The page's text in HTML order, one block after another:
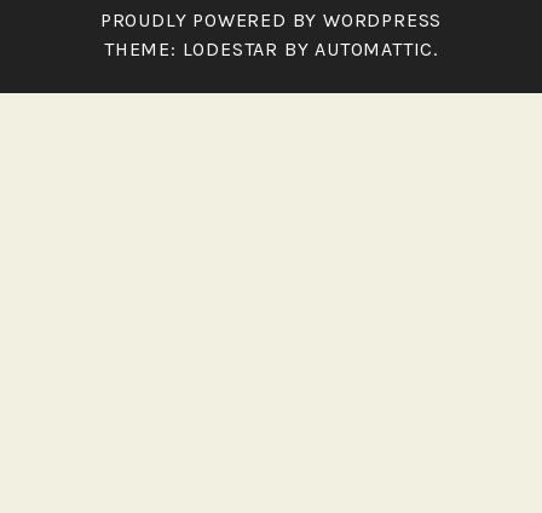
PROUDLY POWERED BY WORDPRESS
THEME: LODESTAR BY AUTOMATTIC.